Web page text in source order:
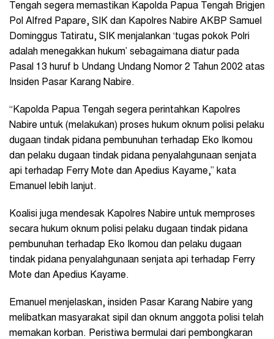
Tengah segera memastikan Kapolda Papua Tengah Brigjen
Pol Alfred Papare, SIK dan Kapolres Nabire AKBP Samuel
Dominggus Tatiratu, SIK menjalankan ‘tugas pokok Polri
adalah menegakkan hukum’ sebagaimana diatur pada
Pasal 13 huruf b Undang Undang Nomor 2 Tahun 2002 atas
Insiden Pasar Karang Nabire.
“Kapolda Papua Tengah segera perintahkan Kapolres
Nabire untuk (melakukan) proses hukum oknum polisi pelaku
dugaan tindak pidana pembunuhan terhadap Eko Ikomou
dan pelaku dugaan tindak pidana penyalahgunaan senjata
api terhadap Ferry Mote dan Apedius Kayame,” kata
Emanuel lebih lanjut.
Koalisi juga mendesak Kapolres Nabire untuk memproses
secara hukum oknum polisi pelaku dugaan tindak pidana
pembunuhan terhadap Eko Ikomou dan pelaku dugaan
tindak pidana penyalahgunaan senjata api terhadap Ferry
Mote dan Apedius Kayame.
Emanuel menjelaskan, insiden Pasar Karang Nabire yang
melibatkan masyarakat sipil dan oknum anggota polisi telah
memakan korban. Peristiwa bermulai dari pembongkaran